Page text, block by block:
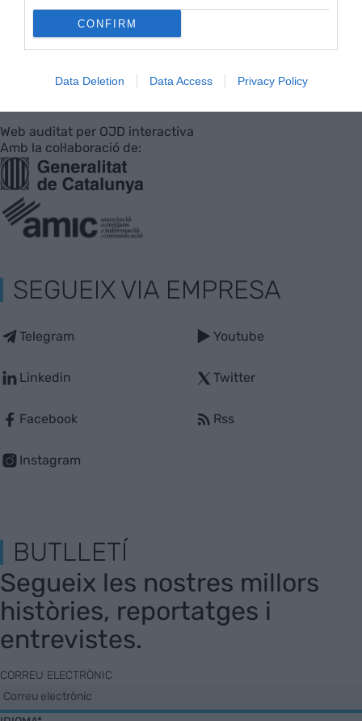
CONFIRM
Data Deletion Data Access Privacy Policy
Web auditat per OJD interactiva
Amb la col·laboració de:
SEGUEIX VIA EMPRESA
Telegram
Linkedin
Facebook
Instagram
Youtube
Twitter
Rss
BUTLLETÍ
Segueix les nostres millors
històries, reportatges i
entrevistes.
CORREU ELECTRÒNIC